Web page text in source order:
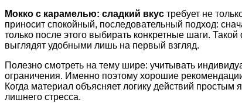
Мокко с карамелью: сладкий вкус требует не
приносит спокойный, последовательный подход:
только после этого выбирать конкретные шаги.
выглядят удобными лишь на первый взгляд.
Полезно смотреть на тему шире: учитывать
ограничения. Именно поэтому хорошие
Когда материал объясняет логику действий
лишнего стресса.